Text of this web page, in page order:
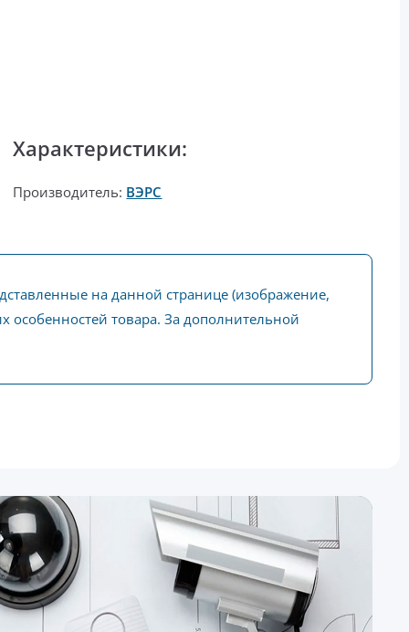
Характеристики:
Производитель: ВЭРС
на данной странице (изображение,
особенностей товара. За дополнительной